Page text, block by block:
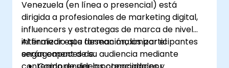
Venezuela (en línea o presencial) está
dirigida a profesionales de marketing digital,
influencers y estrategas de marca de nivel
intermedio que desean maximizar el
engagement de su audiencia mediante
Al finalizar esta formación, los participantes
serán capaces de: